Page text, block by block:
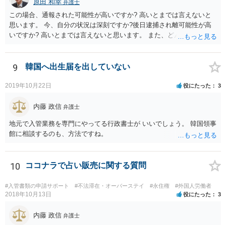
原田 和幸 弁護士
この場合、通報された可能性が高いですか? 高いとまでは言えないと
思います。 今、自分の状況は深刻ですか?後日逮捕され離可能性が高
いですか? 高いとまでは言えないと思います。 また、どんな犯罪をし
たりでしょうか。
9 韓国へ出生届を出していない
2019年10月22日 役にたった 3
内藤 政信 弁護士
地元で入管業務を専門にやってる行政書士が いいでしょう。 韓国領事
館に相談するのも、方法ですね。
10 ココナラで占い販売に関する質問
#入管書類の申請サポート #不法滞在・オーバーステイ #永住権 #外国人労働者
2018年10月13日 役にたった 3
内藤 政信 弁護士